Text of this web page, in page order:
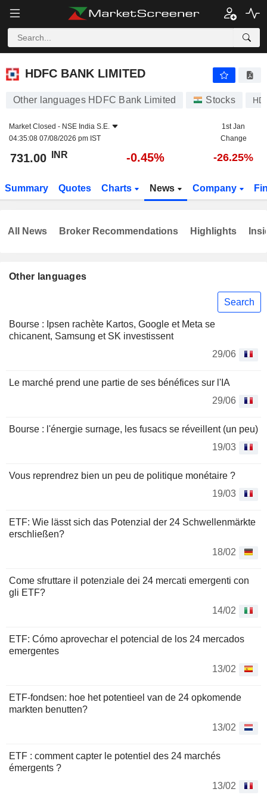
HDFC BANK LIMITED
HDFC BANK LIMITED
Other languages HDFC Bank Limited Stocks
Market Closed - NSE India S.E.
04:35:08 07/08/2026 pm IST
1st Jan
Change
731.00 INR -0.45% -26.25%
Summary Quotes Charts News Company
Other languages
Search
Bourse : Ipsen rachète Kartos, Google et Meta se
chicanent, Samsung et SK investissent
29/06
Le marché prend une partie de ses bénéfices sur l'IA
29/06
Bourse : l'énergie surnage, les fusacs se réveillent (un peu)
19/03
Vous reprendrez bien un peu de politique monétaire ?
19/03
ETF: Wie lässt sich das Potenzial der 24 Schwellenmärkte
erschließen?
18/02
Come sfruttare il potenziale dei 24 mercati emergenti con
gli ETF?
14/02
ETF: Cómo aprovechar el potencial de los 24 mercados
emergentes
13/02
ETF-fondsen: hoe het potentieel van de 24 opkomende
markten benutten?
13/02
ETF : comment capter le potentiel des 24 marchés
émergents ?
13/02
All News Broker Recommendations Highlights